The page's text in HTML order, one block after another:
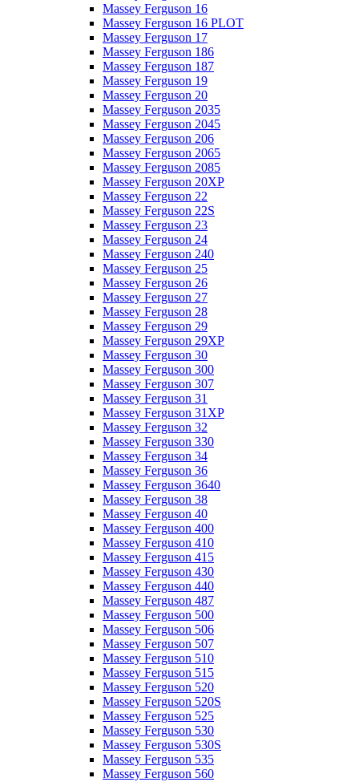
Massey Ferguson 16
Massey Ferguson 16 PLOT
Massey Ferguson 17
Massey Ferguson 186
Massey Ferguson 187
Massey Ferguson 19
Massey Ferguson 20
Massey Ferguson 2035
Massey Ferguson 2045
Massey Ferguson 206
Massey Ferguson 2065
Massey Ferguson 2085
Massey Ferguson 20XP
Massey Ferguson 22
Massey Ferguson 22S
Massey Ferguson 23
Massey Ferguson 24
Massey Ferguson 240
Massey Ferguson 25
Massey Ferguson 26
Massey Ferguson 27
Massey Ferguson 28
Massey Ferguson 29
Massey Ferguson 29XP
Massey Ferguson 30
Massey Ferguson 300
Massey Ferguson 307
Massey Ferguson 31
Massey Ferguson 31XP
Massey Ferguson 32
Massey Ferguson 330
Massey Ferguson 34
Massey Ferguson 36
Massey Ferguson 3640
Massey Ferguson 38
Massey Ferguson 40
Massey Ferguson 400
Massey Ferguson 410
Massey Ferguson 415
Massey Ferguson 430
Massey Ferguson 440
Massey Ferguson 487
Massey Ferguson 500
Massey Ferguson 506
Massey Ferguson 507
Massey Ferguson 510
Massey Ferguson 515
Massey Ferguson 520
Massey Ferguson 520S
Massey Ferguson 525
Massey Ferguson 530
Massey Ferguson 530S
Massey Ferguson 535
Massey Ferguson 560